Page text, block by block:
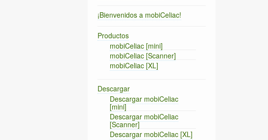
¡Bienvenidos a mobiCeliac!
Productos
mobiCeliac [mini]
mobiCeliac [Scanner]
mobiCeliac [XL]
Descargar
Descargar mobiCeliac
[mini]
Descargar mobiCeliac
[Scanner]
Descargar mobiCeliac [XL]